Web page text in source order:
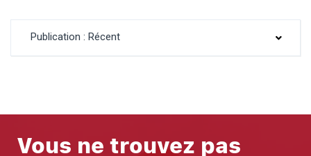
Publication : Récent
Vous ne trouvez pas